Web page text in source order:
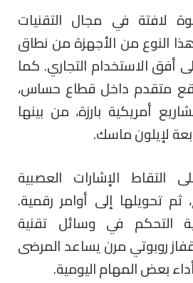
لافتة في مجال التقنيات
النوع من الأجهزة من نطاق
أفق الاستخدام التجاري. كما
متقدم داخل قطاع حساس،
أمريكية بارزة، من بينها
لإيلون ماسك.
التقاط الإشارات العصبية
ثم تحويلها إلى أوامر رقمية.
التحكم في وسائل تقنية
روبوتي مرن يساعد المرضى
بعض المهام اليومية.